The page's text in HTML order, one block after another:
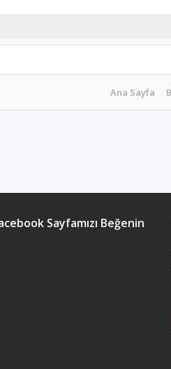
Ana Sayfa
Sayfamızı Beğenin